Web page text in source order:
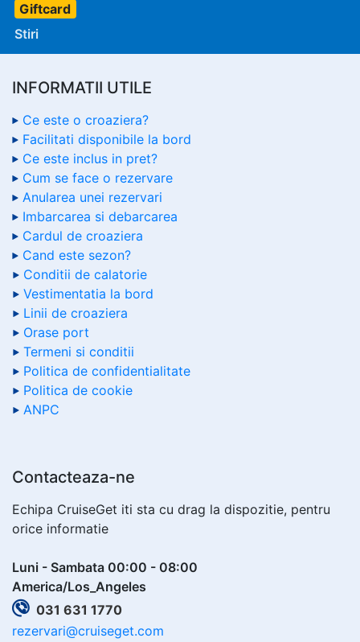
Giftcard
Stiri
INFORMATII UTILE
Ce este o croaziera?
Facilitati disponibile la bord
Ce este inclus in pret?
Cum se face o rezervare
Anularea unei rezervari
Imbarcarea si debarcarea
Cardul de croaziera
Cand este sezon?
Conditii de calatorie
Vestimentatia la bord
Linii de croaziera
Orase port
Termeni si conditii
Politica de confidentialitate
Politica de cookie
ANPC
Contacteaza-ne
Echipa CruiseGet iti sta cu drag la dispozitie, pentru
orice informatie
Luni - Sambata 00:00 - 08:00
America/Los_Angeles
031 631 1770
rezervari@cruiseget.com